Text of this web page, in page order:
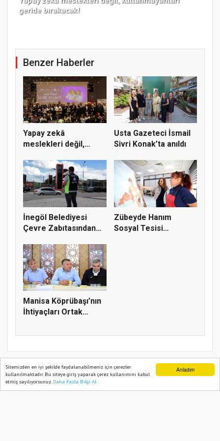
Anladım
Sitemizden en iyi şekilde faydalanabilmeniz için çerezler
kullanılmaktadır. Bu siteye giriş yaparak çerez kullanımını kabul
etmiş sayılıyorsunuz. Daha Fazla Bilgi Al
geride bırakacak!
Benzer Haberler
Yapay zekâ
meslekleri değil,
Usta Gazeteci İsmail
Sivri Konak’ta anıldı
İnegöl Belediyesi
Çevre Zabıtasından
Zübeyde Hanım
Sosyal Tesisi
Manisa Köprübaşı’nın
İhtiyaçları Ortak
TÜRK HABERLER 2022
Ana Sayfa Web TV